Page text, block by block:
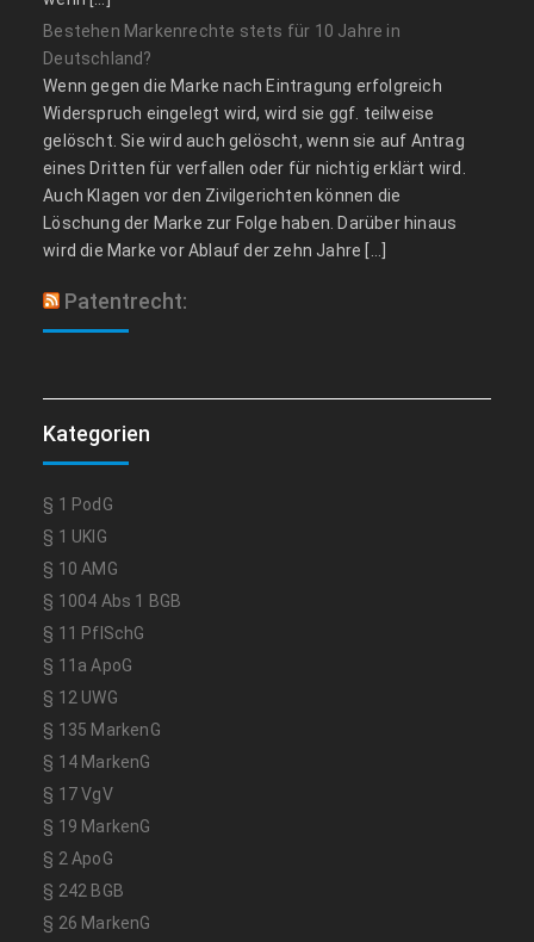
Bestehen Markenrechte stets für 10 Jahre in
Deutschland?
Wenn gegen die Marke nach Eintragung erfolgreich
Widerspruch eingelegt wird, wird sie ggf. teilweise
gelöscht. Sie wird auch gelöscht, wenn sie auf Antrag
eines Dritten für verfallen oder für nichtig erklärt wird.
Auch Klagen vor den Zivilgerichten können die
Löschung der Marke zur Folge haben. Darüber hinaus
wird die Marke vor Ablauf der zehn Jahre […]
Patentrecht:
Kategorien
§ 1 PodG
§ 1 UKlG
§ 10 AMG
§ 1004 Abs 1 BGB
§ 11 PflSchG
§ 11a ApoG
§ 12 UWG
§ 135 MarkenG
§ 14 MarkenG
§ 17 VgV
§ 19 MarkenG
§ 2 ApoG
§ 242 BGB
§ 26 MarkenG